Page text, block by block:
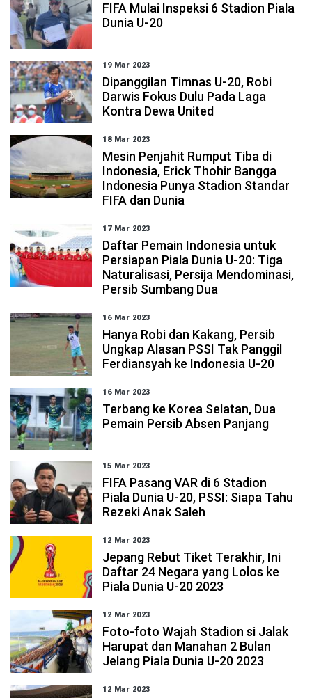
FIFA Mulai Inspeksi 6 Stadion Piala
Dunia U-20
19 Mar 2023
Dipanggilan Timnas U-20, Robi
Darwis Fokus Dulu Pada Laga
Kontra Dewa United
18 Mar 2023
Mesin Penjahit Rumput Tiba di
Indonesia, Erick Thohir Bangga
Indonesia Punya Stadion Standar
FIFA dan Dunia
17 Mar 2023
Daftar Pemain Indonesia untuk
Persiapan Piala Dunia U-20: Tiga
Naturalisasi, Persija Mendominasi,
Persib Sumbang Dua
16 Mar 2023
Hanya Robi dan Kakang, Persib
Ungkap Alasan PSSI Tak Panggil
Ferdiansyah ke Indonesia U-20
16 Mar 2023
Terbang ke Korea Selatan, Dua
Pemain Persib Absen Panjang
15 Mar 2023
FIFA Pasang VAR di 6 Stadion
Piala Dunia U-20, PSSI: Siapa Tahu
Rezeki Anak Saleh
12 Mar 2023
Jepang Rebut Tiket Terakhir, Ini
Daftar 24 Negara yang Lolos ke
Piala Dunia U-20 2023
12 Mar 2023
Foto-foto Wajah Stadion si Jalak
Harupat dan Manahan 2 Bulan
Jelang Piala Dunia U-20 2023
12 Mar 2023